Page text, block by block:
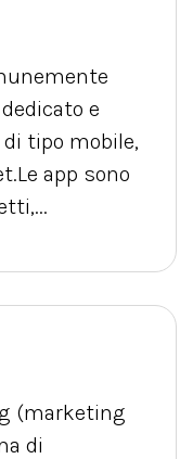
e
tipo mobile,
app sono
(marketing
di